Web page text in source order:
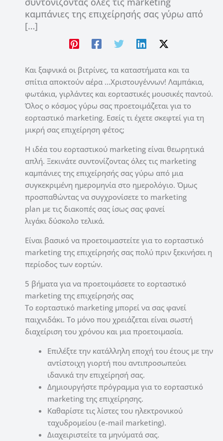
καμπάνιες της επιχείρησής σας γύρω από
[…]
Και ξαφνικά οι βιτρίνες, τα καταστήματα και τα
σπίτια αποκτούν αέρα …Χριστουγέννων! Λαμπάκια,
φωτάκια, γιρλάντες και εορταστικές μουσικές παντού.
Όλος ο κόσμος γύρω σας προετοιμάζεται για το
εορταστικό marketing. Εσείς τι έχετε σκεφτεί για τη
μικρή σας επιχείρηση φέτος;
Η ιδέα του εορταστικού marketing είναι θεωρητικά
απλή. Ξεκινάτε συντονίζοντας όλες τις marketing
καμπάνιες της επιχείρησής σας γύρω από μια
συγκεκριμένη ημερομηνία στο ημερολόγιο. Όμως
προσπαθώντας να συγχρονίσετε το marketing
plan με τις διακοπές σας ίσως σας φανεί
λιγάκι δύσκολο τελικά.
Είναι βασικό να προετοιμαστείτε για το εορταστικό
marketing της επιχείρησής σας πολύ πριν ξεκινήσει η
περίοδος των εορτών.
5 βήματα για να προετοιμάσετε το εορταστικό
marketing της επιχείρησής σας
Το εορταστικό marketing μπορεί να σας φανεί
παιχνιδάκι. Το μόνο που χρειάζεται είναι σωστή
διαχείριση του χρόνου και μια προετοιμασία.
Επιλέξτε την κατάλληλη εποχή του έτους με την
αντίστοιχη γιορτή που αντιπροσωπεύει
ιδανικά την επιχείρησή σας.
Δημιουργήστε πρόγραμμα για το εορταστικό
marketing της επιχείρησης.
Καθαρίστε τις λίστες του ηλεκτρονικού
ταχυδρομείου (e-mail marketing).
Διαχειριστείτε τα μηνύματά σας.